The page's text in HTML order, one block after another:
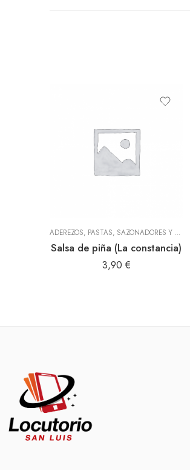
ADEREZOS, PASTAS, SAZONADORES Y CONDIMENTOS
Salsa de piña (La constancia)
3,90 €